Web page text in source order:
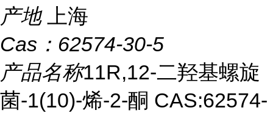
产地
上海
Cas： 62574-30-5
产品名称11R,12-二羟基螺旋
菌-1(10)-烯-2-酮 CAS:62574-